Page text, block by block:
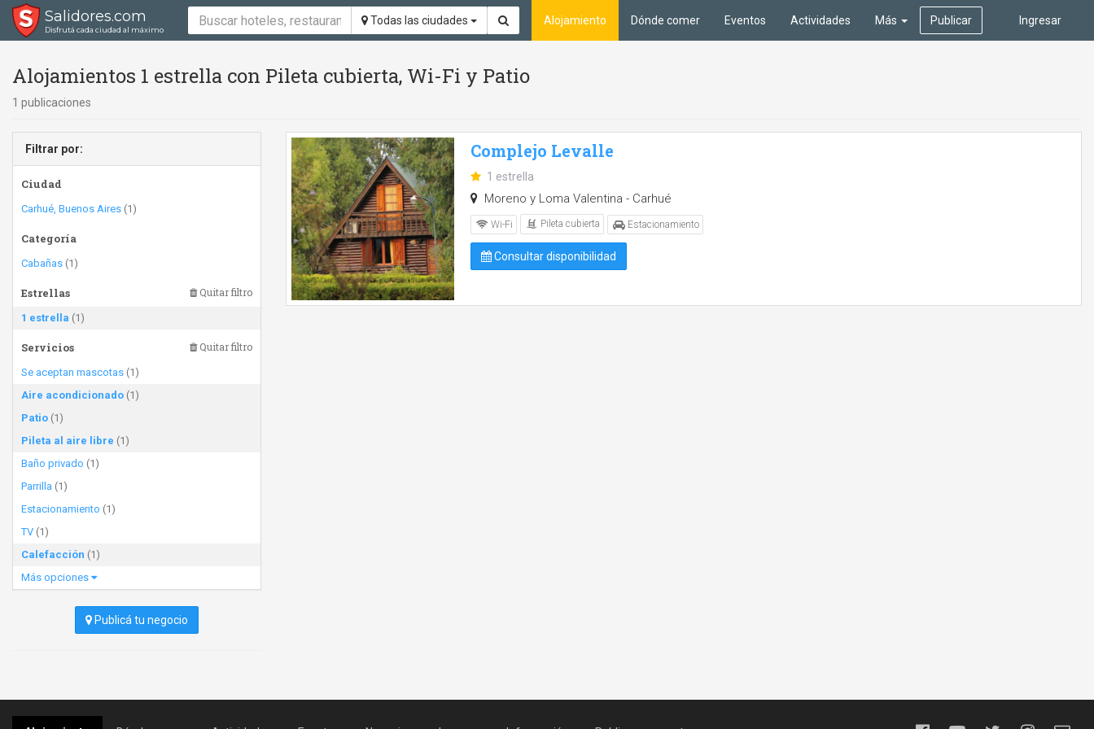
Salidores.com
Disfrutá cada ciudad al máximo
Todas las ciudades Ingresar
Alojamiento Dónde comer Eventos Actividades Más Publicar
Alojamientos 1 estrella con Pileta cubierta, Wi-Fi y Patio
1 publicaciones
Filtrar por:
Ciudad
Carhué, Buenos Aires (1)
Categoría
Cabañas (1)
Estrellas Quitar filtro
1 estrella (1)
Servicios Quitar filtro
Se aceptan mascotas (1)
Aire acondicionado (1)
Patio (1)
Pileta al aire libre (1)
Baño privado (1)
Parrilla (1)
Estacionamiento (1)
TV (1)
Calefacción (1)
Más opciones
Publicá tu negocio
Complejo Levalle
1 estrella
Moreno y Loma Valentina - Carhué
Wi-Fi Pileta cubierta Estacionamiento
Consultar disponibilidad